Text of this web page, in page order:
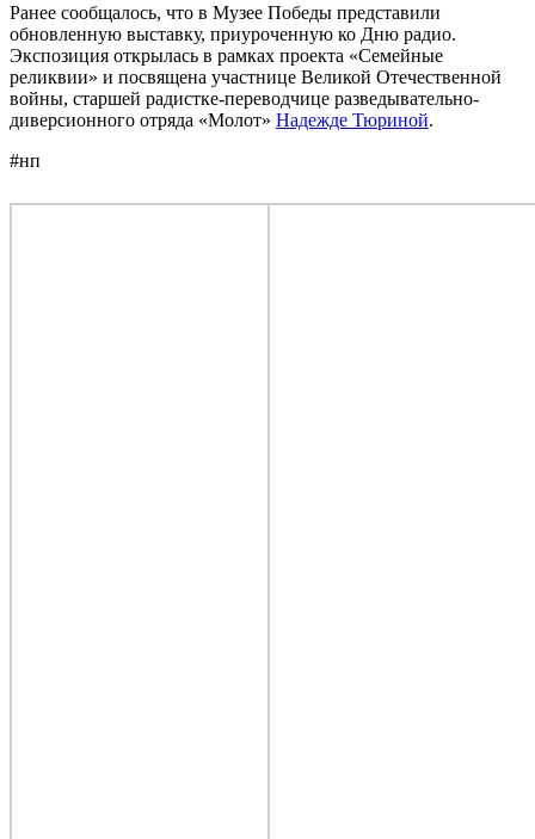
Ранее сообщалось, что в Музее Победы представили
обновленную выставку, приуроченную ко Дню радио.
Экспозиция открылась в рамках проекта «Семейные
реликвии» и посвящена участнице Великой Отечественной
войны, старшей радистке-переводчице разведывательно-
диверсионного отряда «Молот» Надежде Тюриной.
#нп